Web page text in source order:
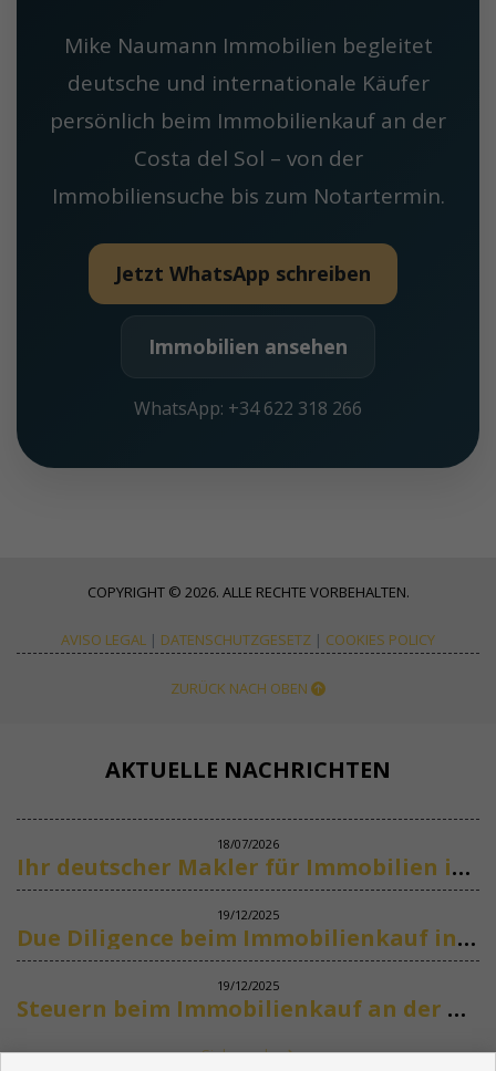
Mike Naumann Immobilien begleitet
deutsche und internationale Käufer
persönlich beim Immobilienkauf an der
Costa del Sol – von der
Immobiliensuche bis zum Notartermin.
Jetzt WhatsApp schreiben
Immobilien ansehen
WhatsApp: +34 622 318 266
COPYRIGHT © 2026. ALLE RECHTE VORBEHALTEN.
AVISO LEGAL | DATENSCHUTZGESETZ | COOKIES POLICY
ZURÜCK NACH OBEN
AKTUELLE NACHRICHTEN
18/07/2026
Ihr deutscher Makler für Immobilien in Marbella
19/12/2025
Due Diligence beim Immobilienkauf in Spanien
19/12/2025
Steuern beim Immobilienkauf an der Costa del Sol
Siehe mehr